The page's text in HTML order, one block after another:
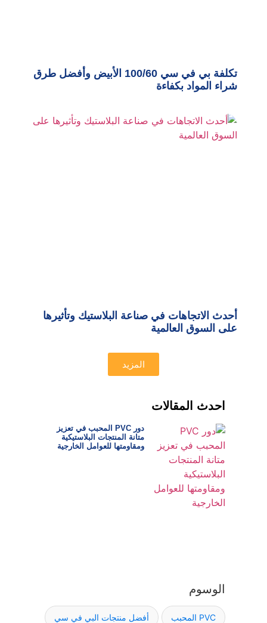
تكلفة بي في سي 100/60 الأبيض وأفضل طرق
شراء المواد بكفاءة
أحدث الاتجاهات في صناعة البلاستيك وتأثيرها
على السوق العالمية
المزيد
احدث المقالات
دور PVC المحبب في تعزيز
متانة المنتجات البلاستيكية
ومقاومتها للعوامل الخارجية
الوسوم
PVC المحبب أفضل منتجات البي في سي